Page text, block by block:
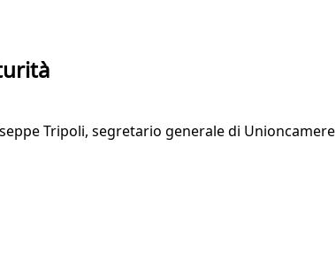
Tripoli, segretario generale di Unioncamere